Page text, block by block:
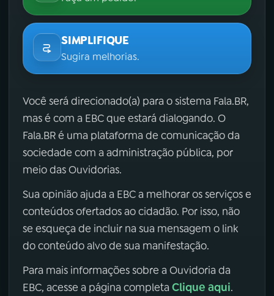
SIMPLIFIQUE
Sugira melhorias.
Você será direcionado(a) para o sistema Fala.BR,
mas é com a EBC que estará dialogando. O
Fala.BR é uma plataforma de comunicação da
sociedade com a administração pública, por
meio das Ouvidorias.
Sua opinião ajuda a EBC a melhorar os serviços e
conteúdos ofertados ao cidadão. Por isso, não
se esqueça de incluir na sua mensagem o link
do conteúdo alvo de sua manifestação.
Para mais informações sobre a Ouvidoria da
EBC, acesse a página completa Clique aqui.